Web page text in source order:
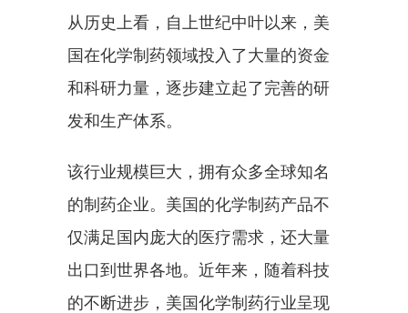
从历史上看，自上世纪中叶以来，美
国在化学制药领域投入了大量的资金
和科研力量，逐步建立起了完善的研
发和生产体系。
该行业规模巨大，拥有众多全球知名
的制药企业。美国的化学制药产品不
仅满足国内庞大的医疗需求，还大量
出口到世界各地。近年来，随着科技
的不断进步，美国化学制药行业呈现